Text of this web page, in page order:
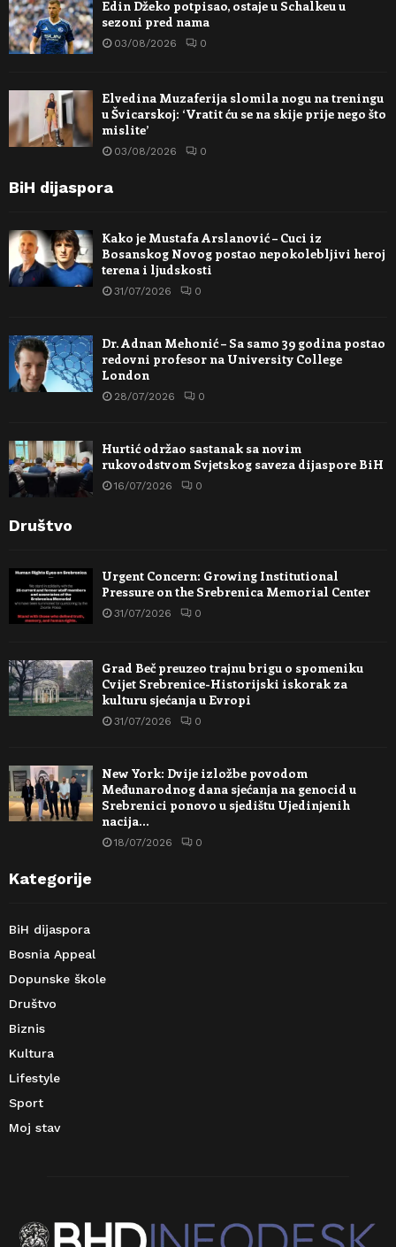
Edin Džeko potpisao, ostaje u Schalkeu u
sezoni pred nama
03/08/2026 0
Elvedina Muzaferija slomila nogu na treningu
u Švicarskoj: ‘Vratit ću se na skije prije nego što
mislite’
03/08/2026 0
BiH dijaspora
Kako je Mustafa Arslanović – Cuci iz
Bosanskog Novog postao nepokolebljivi heroj
terena i ljudskosti
31/07/2026 0
Dr. Adnan Mehonić – Sa samo 39 godina postao
redovni profesor na University College
London
28/07/2026 0
Hurtić održao sastanak sa novim
rukovodstvom Svjetskog saveza dijaspore BiH
16/07/2026 0
Društvo
Urgent Concern: Growing Institutional
Pressure on the Srebrenica Memorial Center
31/07/2026 0
Grad Beč preuzeo trajnu brigu o spomeniku
Cvijet Srebrenice-Historijski iskorak za
kulturu sjećanja u Evropi
31/07/2026 0
New York: Dvije izložbe povodom
Međunarodnog dana sjećanja na genocid u
Srebrenici ponovo u sjedištu Ujedinjenih
nacija…
18/07/2026 0
Kategorije
BiH dijaspora
Bosnia Appeal
Dopunske škole
Društvo
Biznis
Kultura
Lifestyle
Sport
Moj stav